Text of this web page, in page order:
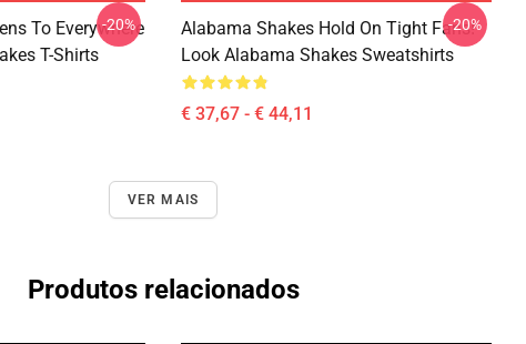
To Everywhere
T-Shirts
-20%
Alabama Shakes Hold On Tight Fans!
Look Alabama Shakes Sweatshirts
€ 37,67 - € 44,11
-20%
VER MAIS
Produtos relacionados